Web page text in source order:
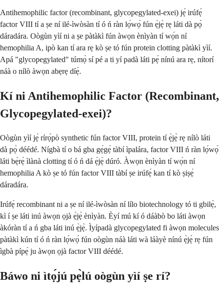
Antihemophilic factor (recombinant, glycopegylated-exei) jẹ́ irúfẹ́
factor VIII tí a ṣe ní ilé-ìwòsàn tí ó ń ràn lọ́wọ́ fún ẹ̀jẹ̀ rẹ láti dà pọ̀
dáradára. Oògùn yìí ni a ṣe pàtàkì fún àwọn ènìyàn tí wọ́n ní
hemophilia A, ipò kan tí ara rẹ kò ṣe tó fún protein clotting pàtàkì yìí.
Apá "glycopegylated" túmọ̀ sí pé a ti yí padà láti pẹ́ nínú ara rẹ, nítorí
náà o nílò àwọn abẹrẹ díẹ̀.
Kí ni Antihemophilic Factor (Recombinant,
Glycopegylated-exei)?
Oògùn yìí jẹ́ rírọ́pò synthetic fún factor VIII, protein tí ẹ̀jẹ̀ rẹ nílò láti
dà pọ̀ déédé. Nígbà tí o bá gba gẹ́gẹ́ tàbí ìpalára, factor VIII ń ràn lọ́wọ́
láti bẹ̀rẹ̀ ìlànà clotting tí ó ń dá ẹ̀jẹ̀ dúró. Àwọn ènìyàn tí wọ́n ní
hemophilia A kò ṣe tó fún factor VIII tàbí ṣe irúfẹ́ kan tí kò ṣiṣẹ́
dáradára.
Irúfẹ́ recombinant ni a ṣe ní ilé-ìwòsàn ní lílo biotechnology tó ti gbilẹ̀,
kì í ṣe láti inú àwọn ọjà ẹ̀jẹ̀ ènìyàn. Èyí mú kí ó dáàbò bo láti àwọn
àkóràn tí a ń gba láti inú ẹ̀jẹ̀. Ìyípadà glycopegylated fi àwọn molecules
pàtàkì kún tí ó ń ràn lọ́wọ́ fún oògùn náà láti wà láàyè nínú ẹ̀jẹ̀ rẹ fún
ìgbà pípẹ́ ju àwọn ọjà factor VIII déédé.
Báwo ni ìtọ́jú pẹ̀lú oògùn yìí ṣe rí?